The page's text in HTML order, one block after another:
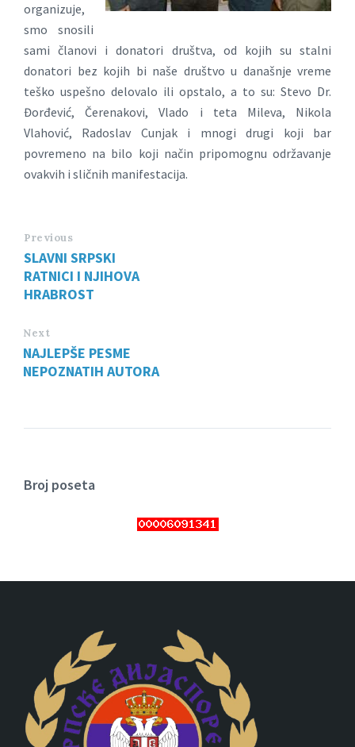
organizuje,
smo snosili
sami članovi i donatori društva, od kojih su stalni
donatori bez kojih bi naše društvo u današnje vreme
teško uspešno delovalo ili opstalo, a to su: Stevo Dr.
Đorđević, Čerenakovi, Vlado i teta Mileva, Nikola
Vlahović, Radoslav Cunjak i mnogi drugi koji bar
povremeno na bilo koji način pripomognu održavanje
ovakvih i sličnih manifestacija.
Previous
SLAVNI SRPSKI
RATNICI I NJIHOVA
HRABROST
Next
NAJLEPŠE PESME
NEPOZNATIH AUTORA
Broj poseta